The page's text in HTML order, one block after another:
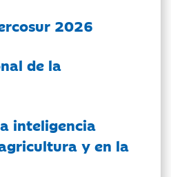
2026
de la
inteligencia
y en la